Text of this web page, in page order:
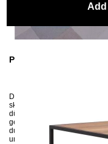
Product information
Der
skandinavischen Stil
dünne Eichenplatte wird in
gefertigt würde, präzise
durch ihre ausgeprägte
und
macht jedes Tisch zu